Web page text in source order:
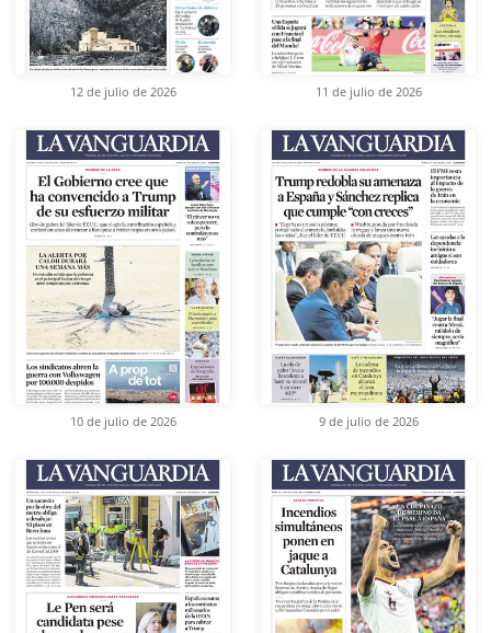
12 de julio de 2026 11 de julio de 2026
10 de julio de 2026 9 de julio de 2026